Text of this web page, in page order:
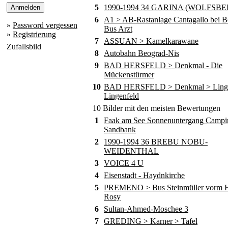
» Password vergessen
» Registrierung
Zufallsbild
5
1990-1994 34 GARINA
6
A1 > AB-Rastanlage Cantagallo bei
Bus Arzt
7
ASSUAN > Kamelkarawane
8
Autobahn Beograd-Nis
9 BAD HERSFELD > Denkmal - Die
Mückenstürmer
10 BAD HERSFELD > Denkmal >
Lingenfeld
10 Bilder mit den meisten Bewertungen
1
Faak am See Sonnenuntergang
Sandbank
2
1990-1994 36 BREBU NOBU-
WEIDENTHAL
3 VOICE 4 U
4 Eisenstadt - Haydnkirche
5 PREMENO > Bus Steinmüller vorm
Rosy
6
Sultan-Ahmed-Moschee 3
7 GREDING > Karner > Tafel